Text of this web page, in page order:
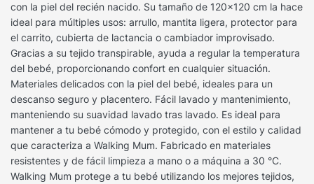
con la piel del recién nacido. Su tamaño de 120×120 cm la hace
ideal para múltiples usos: arrullo, mantita ligera, protector para
el carrito, cubierta de lactancia o cambiador improvisado.
Gracias a su tejido transpirable, ayuda a regular la temperatura
del bebé, proporcionando confort en cualquier situación.
Materiales delicados con la piel del bebé, ideales para un
descanso seguro y placentero. Fácil lavado y mantenimiento,
manteniendo su suavidad lavado tras lavado. Es ideal para
mantener a tu bebé cómodo y protegido, con el estilo y calidad
que caracteriza a Walking Mum. Fabricado en materiales
resistentes y de fácil limpieza a mano o a máquina a 30 °C.
Walking Mum protege a tu bebé utilizando los mejores tejidos,